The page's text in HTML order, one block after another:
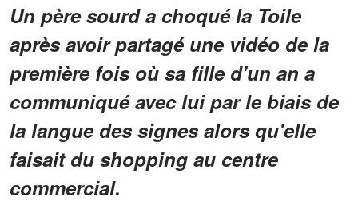
Un père sourd a choqué la Toile
après avoir partagé une vidéo de la
première fois où sa fille d'un an a
communiqué avec lui par le biais de
la langue des signes alors qu'elle
faisait du shopping au centre
commercial.